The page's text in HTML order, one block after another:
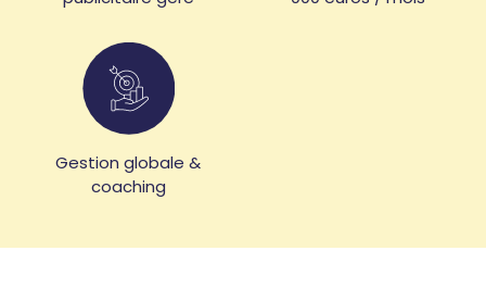
Gestion globale &
coaching